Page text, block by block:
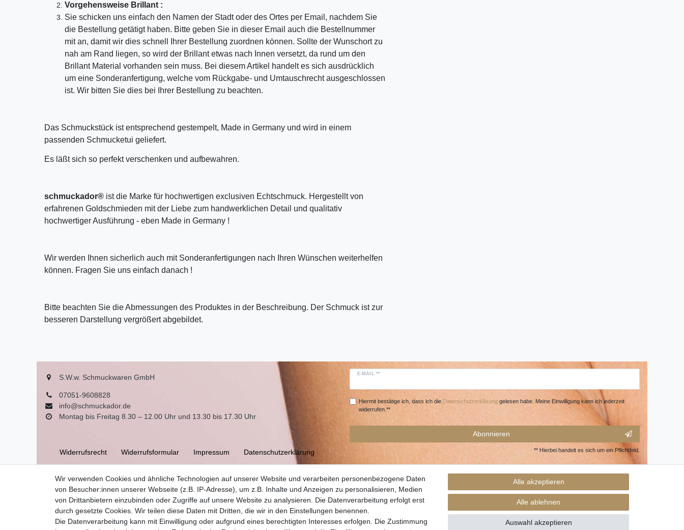
Vorgehensweise Brillant :
Sie schicken uns einfach den Namen der Stadt oder des Ortes per Email, nachdem Sie
die Bestellung getätigt haben. Bitte geben Sie in dieser Email auch die Bestellnummer
mit an, damit wir dies schnell Ihrer Bestellung zuordnen können. Sollte der Wunschort zu
nah am Rand liegen, so wird der Brillant etwas nach Innen versetzt, da rund um den
Brillant Material vorhanden sein muss. Bei diesem Artikel handelt es sich ausdrücklich
um eine Sonderanfertigung, welche vom Rückgabe- und Umtauschrecht ausgeschlossen
ist. Wir bitten Sie dies bei Ihrer Bestellung zu beachten.
Das Schmuckstück ist entsprechend gestempelt, Made in Germany und wird in einem
passenden Schmucketui geliefert.
Es läßt sich so perfekt verschenken und aufbewahren.
schmuckador® ist die Marke für hochwertigen exclusiven Echtschmuck. Hergestellt von
erfahrenen Goldschmieden mit der Liebe zum handwerklichen Detail und qualitativ
hochwertiger Ausführung - eben Made in Germany !
Wir werden Ihnen sicherlich auch mit Sonderanfertigungen nach Ihren Wünschen weiterhelfen
können. Fragen Sie uns einfach danach !
Bitte beachten Sie die Abmessungen des Produktes in der Beschreibung. Der Schmuck ist zur
besseren Darstellung vergrößert abgebildet.
Wir verwenden Cookies und ähnliche Technologien auf unserer Website und verarbeiten personenbezogene Daten
von Besucher:innen unserer Webseite (z.B. IP-Adresse), um z.B. Inhalte und Anzeigen zu personalisieren, Medien
von Drittanbietern einzubinden oder Zugriffe auf unsere Website zu analysieren. Die Datenverarbeitung erfolgt erst
durch gesetzte Cookies. Wir teilen diese Daten mit Dritten, die wir in den Einstellungen benennen.
Die Datenverarbeitung kann mit Einwilligung oder aufgrund eines berechtigten Interesses erfolgen. Die Zustimmung
Alle akzeptieren
Alle ablehnen
Auswahl akzeptieren
S.W.w. Schmuckwaren GmbH
07051-9608828
info@schmuckador.de
Montag bis Freitag 8.30 – 12.00 Uhr und 13.30 bis 17.30 Uhr
Widerrufs­recht Widerrufs­formular Impressum Daten­schutz­erklärung
E-MAIL **
Hiermit bestätige ich, dass ich die Daten­schutz­erklärunggelesen habe. Meine Einwilligung kann ich jederzeit
widerrufen.**
Abonnieren
** Hierbei handelt es sich um ein Pflichtfeld.